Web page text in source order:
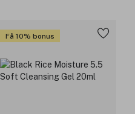
Få 10% bonus